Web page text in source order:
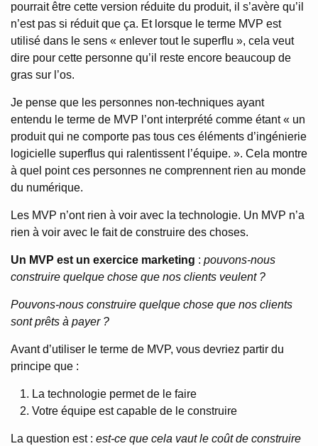
pourrait être cette version réduite du produit, il s’avère qu’il
n’est pas si réduit que ça. Et lorsque le terme MVP est
utilisé dans le sens « enlever tout le superflu », cela veut
dire pour cette personne qu’il reste encore beaucoup de
gras sur l’os.
Je pense que les personnes non-techniques ayant
entendu le terme de MVP l’ont interprété comme étant « un
produit qui ne comporte pas tous ces éléments d’ingénierie
logicielle superflus qui ralentissent l’équipe. ». Cela montre
à quel point ces personnes ne comprennent rien au monde
du numérique.
Les MVP n’ont rien à voir avec la technologie. Un MVP n’a
rien à voir avec le fait de construire des choses.
Un MVP est un exercice marketing : pouvons-nous
construire quelque chose que nos clients veulent ?
Pouvons-nous construire quelque chose que nos clients
sont prêts à payer ?
Avant d’utiliser le terme de MVP, vous devriez partir du
principe que :
La technologie permet de le faire
Votre équipe est capable de le construire
La question est : est-ce que cela vaut le coût de construire